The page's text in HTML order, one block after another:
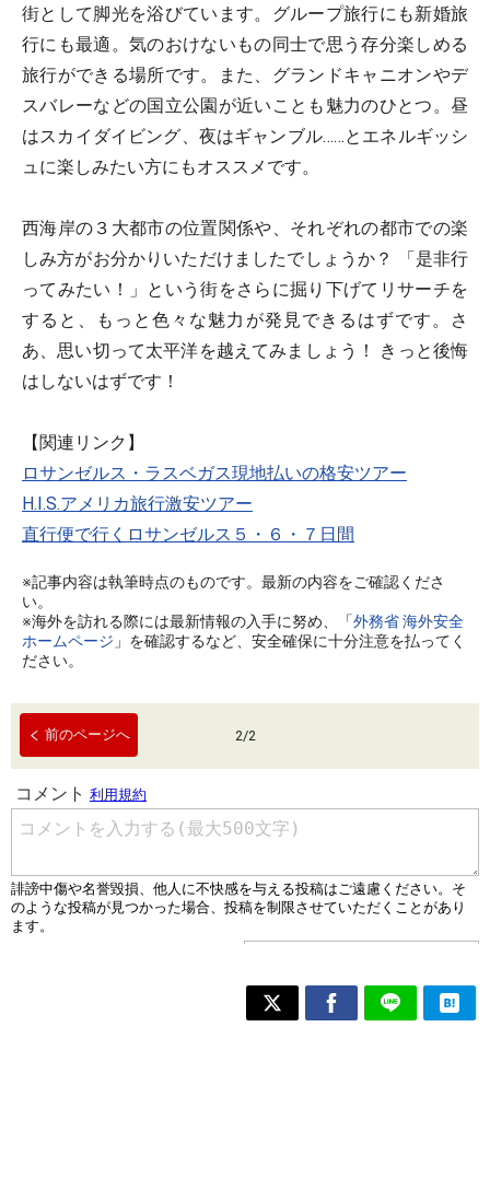
街として脚光を浴びています。グループ旅行にも新婚旅
行にも最適。気のおけないもの同士で思う存分楽しめる
旅行ができる場所です。また、グランドキャニオンやデ
スバレーなどの国立公園が近いことも魅力のひとつ。昼
はスカイダイビング、夜はギャンブル……とエネルギッシ
ュに楽しみたい方にもオススメです。
西海岸の３大都市の位置関係や、それぞれの都市での楽
しみ方がお分かりいただけましたでしょうか？ 「是非行
ってみたい！」という街をさらに掘り下げてリサーチを
すると、もっと色々な魅力が発見できるはずです。さ
あ、思い切って太平洋を越えてみましょう！ きっと後悔
はしないはずです！
【関連リンク】
ロサンゼルス・ラスベガス現地払いの格安ツアー
H.I.S.アメリカ旅行激安ツアー
直行便で行くロサンゼルス５・６・７日間
※記事内容は執筆時点のものです。最新の内容をご確認くださ
い。
※海外を訪れる際には最新情報の入手に努め、「外務省 海外安全
ホームページ 」を確認するなど、安全確保に十分注意を払ってく
ださい。
前のページへ 2/2